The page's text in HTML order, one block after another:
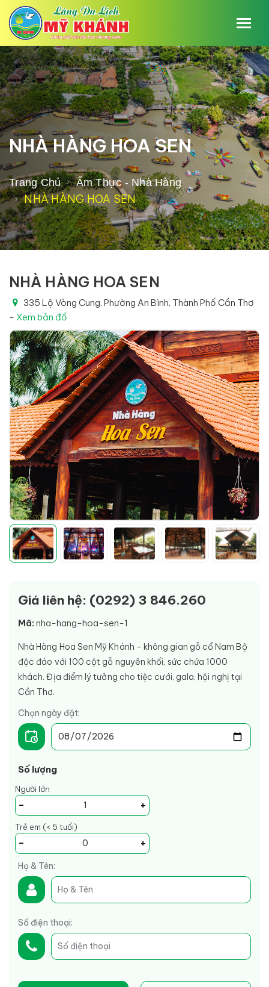
NHÀ HÀNG HOA SEN
Trang Chủ Ẩm Thực - Nhà Hàng
NHÀ HÀNG HOA SEN
NHÀ HÀNG HOA SEN
335 Lộ Vòng Cung, Phường An Bình, Thành Phố Cần Thơ
- Xem bản đồ
Giá liên hệ: (0292) 3 846.260
Mã: nha-hang-hoa-sen-1
Nhà Hàng Hoa Sen Mỹ Khánh – không gian gỗ cổ Nam Bộ
độc đáo với 100 cột gỗ nguyên khối, sức chứa 1000
khách. Địa điểm lý tưởng cho tiệc cưới, gala, hội nghị tại
Cần Thơ.
Chọn ngày đặt:
Số lượng
Người lớn
- +
Trẻ em (< 5 tuổi)
- +
Họ & Tên:
Số điện thoại: